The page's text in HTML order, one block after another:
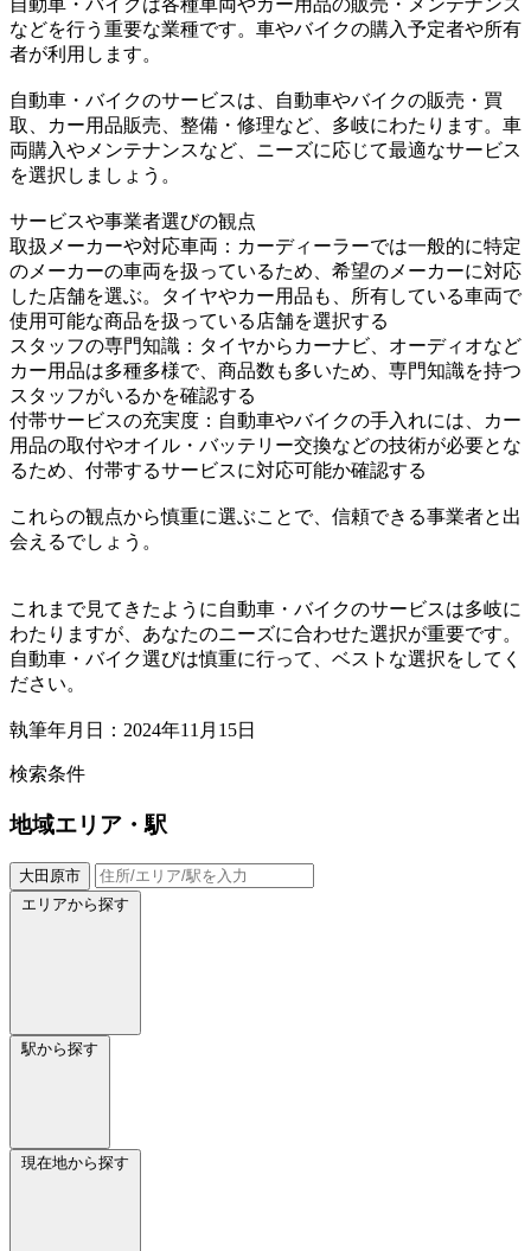
などを行う重要な業種です。車やバイクの購入予定者や所有
者が利用します。
自動車・バイクのサービスは、自動車やバイクの販売・買
取、カー用品販売、整備・修理など、多岐にわたります。車
両購入やメンテナンスなど、ニーズに応じて最適なサービス
を選択しましょう。
サービスや事業者選びの観点
取扱メーカーや対応車両：カーディーラーでは一般的に特定
のメーカーの車両を扱っているため、希望のメーカーに対応
した店舗を選ぶ。タイヤやカー用品も、所有している車両で
使用可能な商品を扱っている店舗を選択する
スタッフの専門知識：タイヤからカーナビ、オーディオなど
カー用品は多種多様で、商品数も多いため、専門知識を持つ
スタッフがいるかを確認する
付帯サービスの充実度：自動車やバイクの手入れには、カー
用品の取付やオイル・バッテリー交換などの技術が必要とな
るため、付帯するサービスに対応可能か確認する
これらの観点から慎重に選ぶことで、信頼できる事業者と出
会えるでしょう。
これまで見てきたように自動車・バイクのサービスは多岐に
わたりますが、あなたのニーズに合わせた選択が重要です。
自動車・バイク選びは慎重に行って、ベストな選択をしてく
ださい。
執筆年月日：2024年11月15日
検索条件
地域エリア・駅
大田原市
エリアから探す
駅から探す
現在地から探す